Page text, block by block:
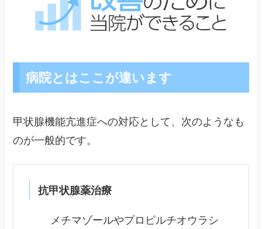
病院とはここが違います
甲状腺機能亢進症への対応として、次のようなも
のが一般的です。
抗甲状腺薬治療
メチマゾールやプロピルチオウラシ